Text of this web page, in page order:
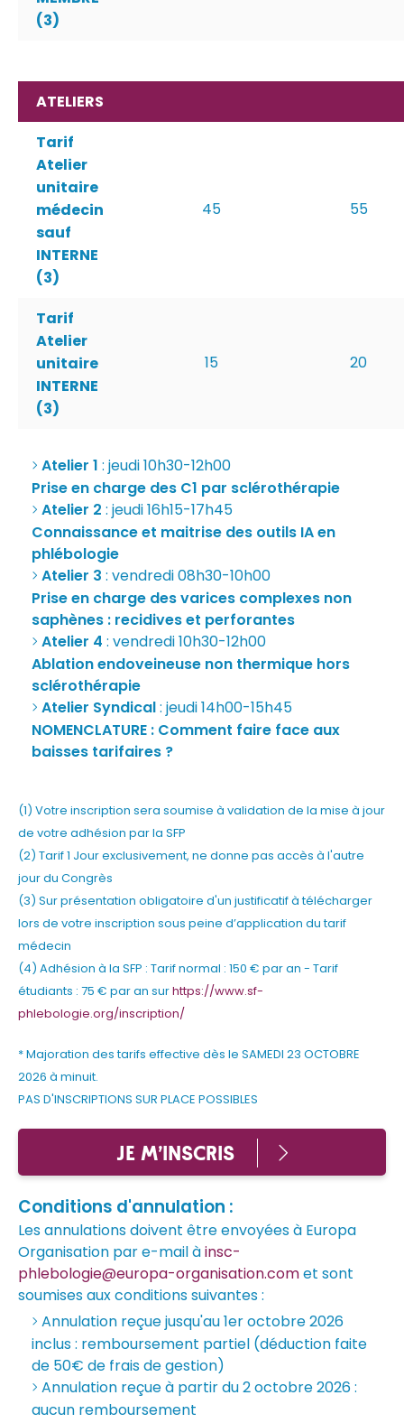
(3)
ATELIERS
Tarif
Atelier
unitaire
médecin
sauf
INTERNE
(3)
45 55
Tarif
Atelier
unitaire
INTERNE
(3)
15 20
Atelier 1 : jeudi 10h30-12h00
Prise en charge des C1 par sclérothérapie
Atelier 2 : jeudi 16h15-17h45
Connaissance et maitrise des outils IA en
phlébologie
Atelier 3 : vendredi 08h30-10h00
Prise en charge des varices complexes non
saphènes : recidives et perforantes
Atelier 4 : vendredi 10h30-12h00
Ablation endoveineuse non thermique hors
sclérothérapie
Atelier Syndical: jeudi 14h00-15h45
NOMENCLATURE : Comment faire face aux
baisses tarifaires ?
(1) Votre inscription sera soumise à validation de la mise à jour
de votre adhésion par la SFP
(2) Tarif 1 Jour exclusivement, ne donne pas accès à l'autre
jour du Congrès
(3) Sur présentation obligatoire d'un justificatif à télécharger
lors de votre inscription sous peine d’application du tarif
médecin
(4) Adhésion à la SFP : Tarif normal : 150 € par an - Tarif
étudiants : 75 € par an surhttps://www.sf-
phlebologie.org/inscription/
* Majoration des tarifs effective dès le SAMEDI 23 OCTOBRE
2026 à minuit.
PAS D'INSCRIPTIONS SUR PLACE POSSIBLES
JE M'INSCRIS
Conditions d'annulation :
Les annulations doivent être envoyées à Europa
Organisation par e-mail àinsc-
phlebologie@europa-organisation.comet sont
soumises aux conditions suivantes :
Annulation reçue jusqu'au 1er octobre 2026
inclus : remboursement partiel (déduction faite
de 50€ de frais de gestion)
Annulation reçue à partir du 2 octobre 2026 :
aucun remboursement